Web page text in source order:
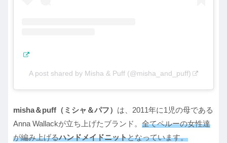
A post shared by Misha & Puff (@misha_and_puff)
misha＆puff（ミシャ＆パフ） は、2011年に1児の母である
Anna Wallackが立ち上げたブランド。 全てペルーの女性達
が編み上げるハンドメイドニットとなっています。